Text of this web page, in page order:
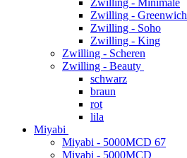
Zwilling - Minimale
Zwilling - Greenwich
Zwilling - Soho
Zwilling - King
Zwilling - Scheren
Zwilling - Beauty
schwarz
braun
rot
lila
Miyabi
Miyabi - 5000MCD 67
Miyabi - 5000MCD